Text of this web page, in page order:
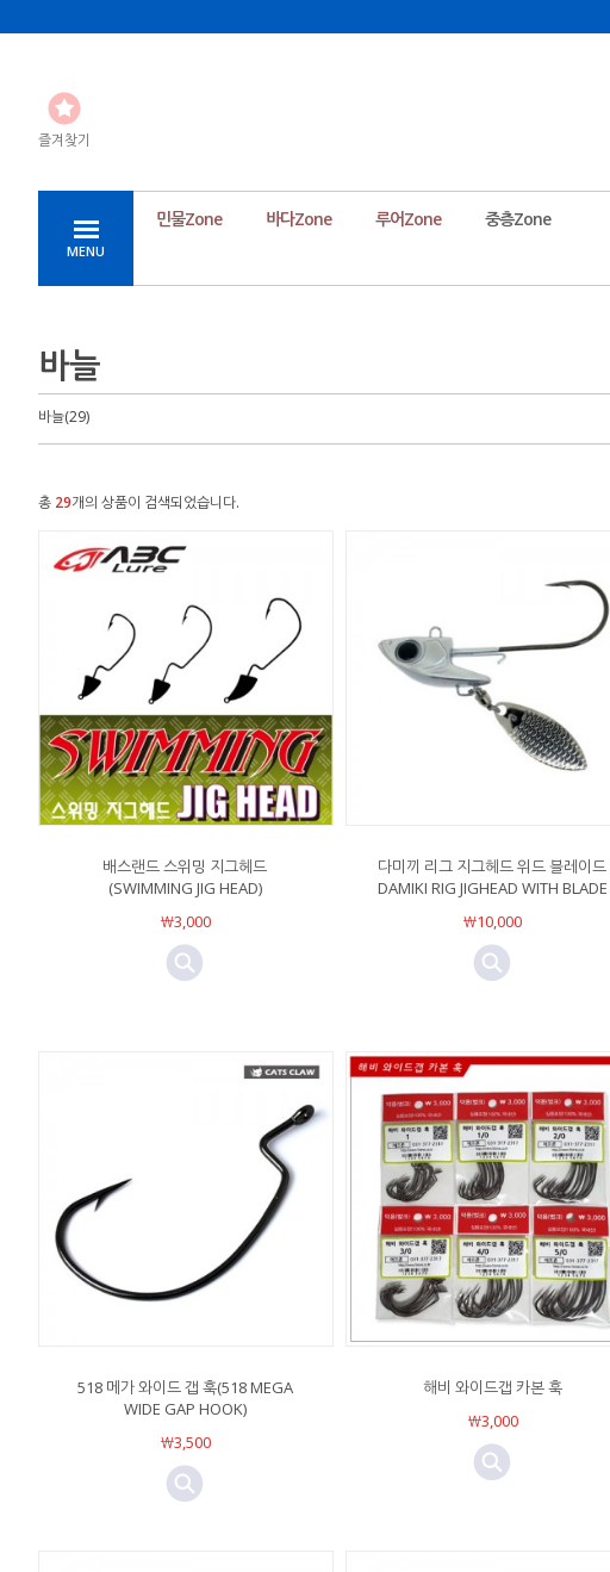
즐겨찾기
MENU
민물Zone 바다Zone 루어Zone 중층Zone
바늘
바늘(29)
총 29개의 상품이 검색되었습니다.
배스랜드 스위밍 지그헤드
(SWIMMING JIG HEAD)
￦3,000
다미끼 리그 지그헤드 위드 블레이드
DAMIKI RIG JIGHEAD WITH BLADE
￦10,000
518 메가 와이드 갭 훅(518 MEGA
WIDE GAP HOOK)
￦3,500
해비 와이드갭 카본 훅
￦3,000